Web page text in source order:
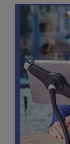
je in dank af."